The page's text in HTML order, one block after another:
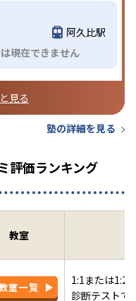
阿久比駅
現在できません
見る
塾の詳細を見る
評価ランキング
教室
室一覧
1:1または1:2
診断テストで